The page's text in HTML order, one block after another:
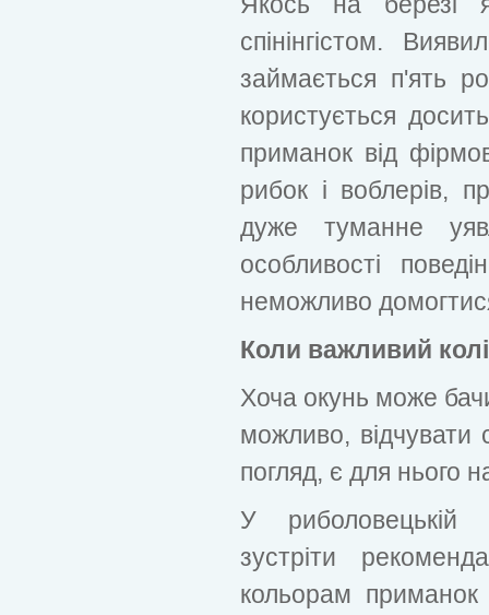
спінінгістом.
займається п'ять
користується
приманок від
рибок і воблерів,
дуже туманне
особливості
неможливо
Коли важливий
Хоча окунь може
можливо, відчувати
погляд, є для нього
У риболовецькій
зустріти
кольорам